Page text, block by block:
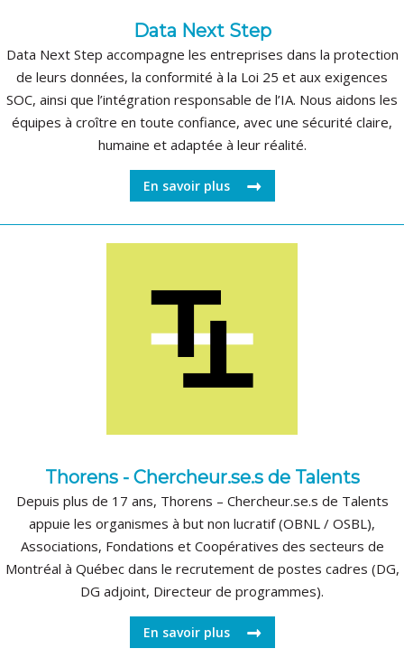
Data Next Step
Data Next Step accompagne les entreprises dans la protection
de leurs données, la conformité à la Loi 25 et aux exigences
SOC, ainsi que l’intégration responsable de l’IA. Nous aidons les
équipes à croître en toute confiance, avec une sécurité claire,
humaine et adaptée à leur réalité.
En savoir plus
Thorens - Chercheur.se.s de Talents
Depuis plus de 17 ans, Thorens – Chercheur.se.s de Talents
appuie les organismes à but non lucratif (OBNL / OSBL),
Associations, Fondations et Coopératives des secteurs de
Montréal à Québec dans le recrutement de postes cadres (DG,
DG adjoint, Directeur de programmes).
En savoir plus